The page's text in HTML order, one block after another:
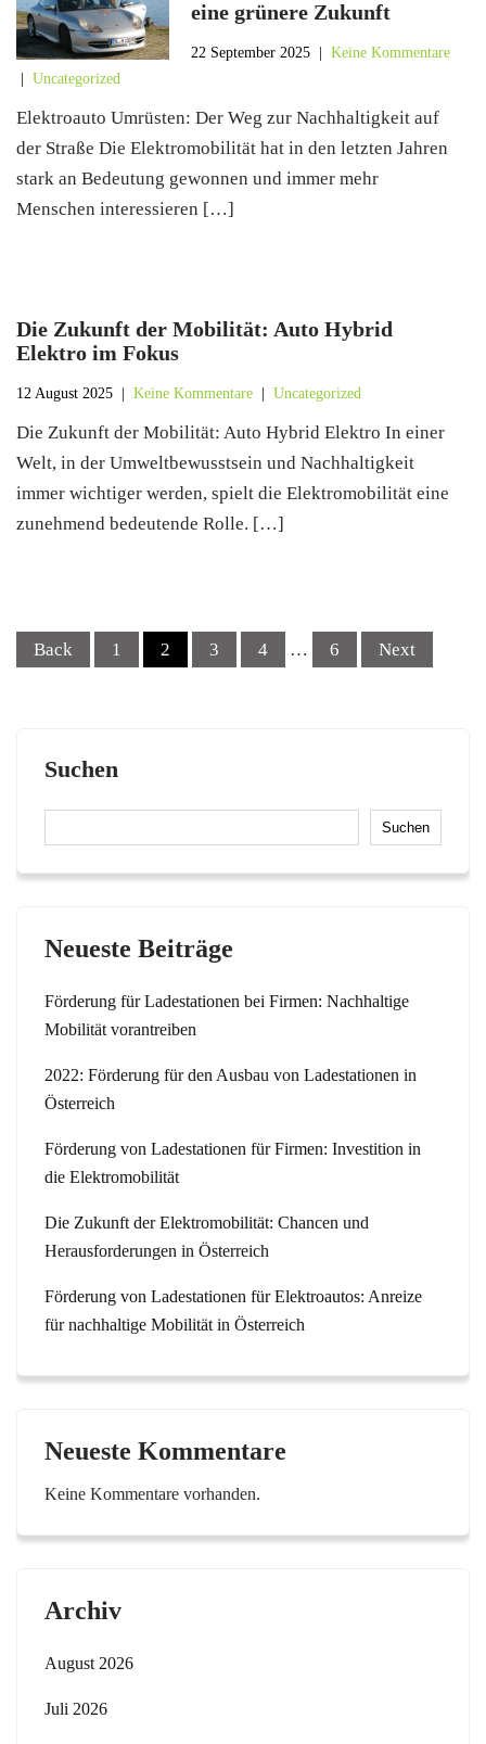
eine grünere Zukunft
22 September 2025 |Keine Kommentare
Uncategorized
Elektroauto Umrüsten: Der Weg zur Nachhaltigkeit auf
der Straße Die Elektromobilität hat in den letzten Jahren
stark an Bedeutung gewonnen und immer mehr
Menschen interessieren […]
Die Zukunft der Mobilität: Auto Hybrid
Elektro im Fokus
12 August 2025 Keine Kommentare Uncategorized
Die Zukunft der Mobilität: Auto Hybrid Elektro In einer
Welt, in der Umweltbewusstsein und Nachhaltigkeit
immer wichtiger werden, spielt die Elektromobilität eine
zunehmend bedeutende Rolle. […]
Posts
navigation
Back 1 2 3 4 … 6 Next
Suchen
Suchen
Neueste Beiträge
Förderung für Ladestationen bei Firmen: Nachhaltige
Mobilität vorantreiben
2022: Förderung für den Ausbau von Ladestationen in
Österreich
Förderung von Ladestationen für Firmen: Investition in
die Elektromobilität
Die Zukunft der Elektromobilität: Chancen und
Herausforderungen in Österreich
Förderung von Ladestationen für Elektroautos: Anreize
für nachhaltige Mobilität in Österreich
Neueste Kommentare
Keine Kommentare vorhanden.
Archiv
August 2026
Juli 2026